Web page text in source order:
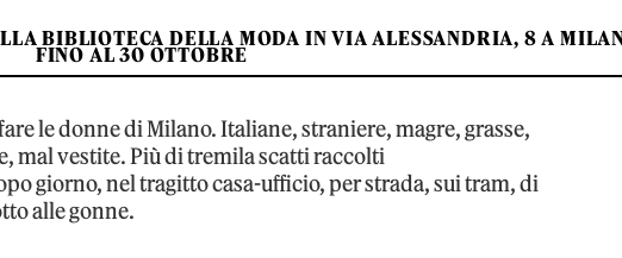
BIBLIOTECA DELLA MODA IN VIA ALESSANDRIA, 8 A
FINO AL 30 OTTOBRE
le donne di Milano. Italiane, straniere, magre, grasse,
mal vestite. Più di tremila scatti raccolti
giorno, nel tragitto casa-ufficio, per strada, sui tram, di
alle gonne.